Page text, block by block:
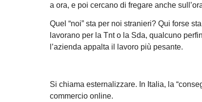
a ora, e poi cercano di fregare anche
Quel “noi” sta per noi stranieri? Qui forse
lavorano per la Tnt o la Sda, qualcuno
l’azienda appalta il lavoro più pesante.
Si chiama esternalizzare. In Italia, la
commercio online.